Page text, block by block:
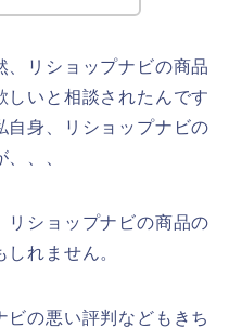
、リショップナビの商品
しいと相談されたんです
自身、リショップナビの
、、
リショップナビの商品の
れません。
ビの悪い評判などもきち